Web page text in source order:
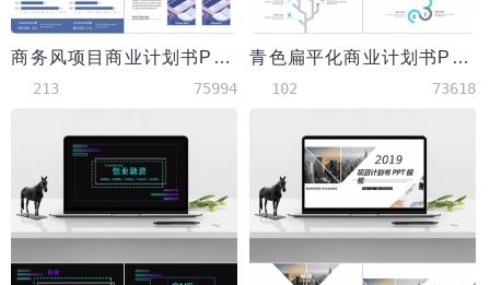
商务风项目商业计划书PPT模板
213 75994
青色扁平化商业计划书PPT模板
102 73618